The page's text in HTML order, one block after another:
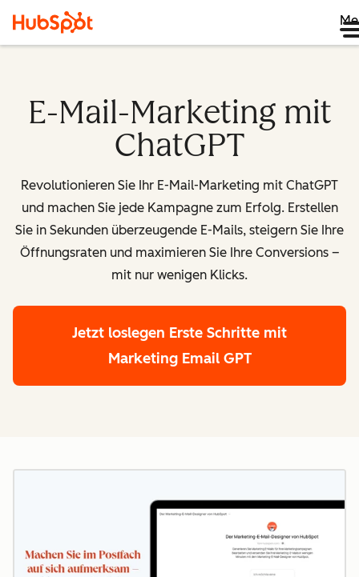
E-Mail-Marketing mit
ChatGPT
Revolutionieren Sie Ihr E-Mail-Marketing mit ChatGPT
und machen Sie jede Kampagne zum Erfolg. Erstellen
Sie in Sekunden überzeugende E-Mails, steigern Sie Ihre
Öffnungsraten und maximieren Sie Ihre Conversions –
mit nur wenigen Klicks.
Jetzt loslegen Erste Schritte mit
Marketing Email GPT